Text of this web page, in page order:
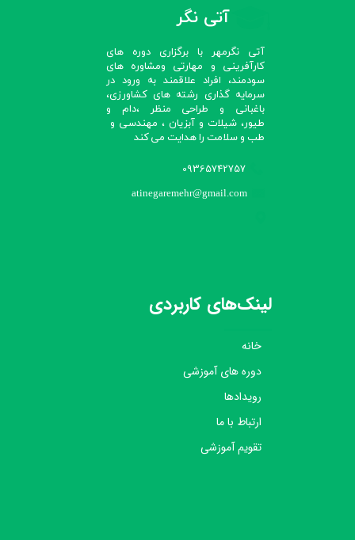
آتی نگر
آتی نگرمهر با برگزاری دوره های
کارآفرینی و مهارتی ومشاوره های
سودمند، افراد علاقمند به ورود در
سرمایه گذاری رشته های کشاورزی،
باغبانی و طراحی منظر ،دام و
طیور، شیلات و آبزیان ، مهندسی و
طب و سلامت را هدایت می کند​​​​​​​
09365742757
atinegaremehr@gmail.com
لینک‌های کاربردی
خانه
دوره های آموزشی
رویدادها
ارتباط با ما
تقویم آموزشی